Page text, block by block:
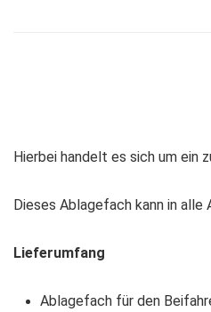
Hierbei handelt es sich um ein
Dieses Ablagefach kann in alle
Lieferumfang
Ablagefach für den